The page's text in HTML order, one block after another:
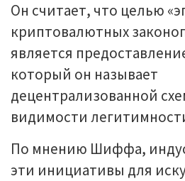
Он считает, что целью
криптовалютных
является
который он называет
децентрализованной
видимости
По мнению Шиффа,
эти инициативы для